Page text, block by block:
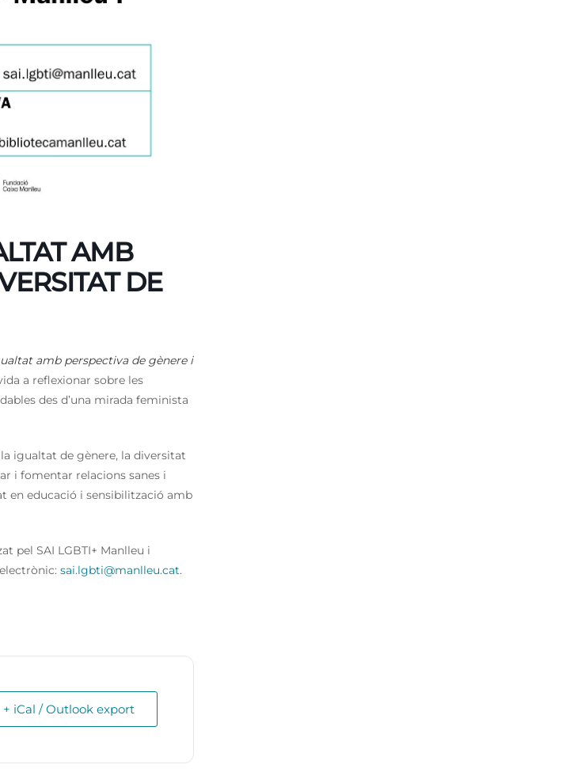
AMB
DE
amb perspectiva de gènere i
a reflexionar sobre les
des d’una mirada feminista
igualtat de gènere, la diversitat
i fomentar relacions sanes i
en educació i sensibilització amb
pel SAI LGBTI+ Manlleu i
sai.lgbti@manlleu.cat.
+ iCal / Outlook export